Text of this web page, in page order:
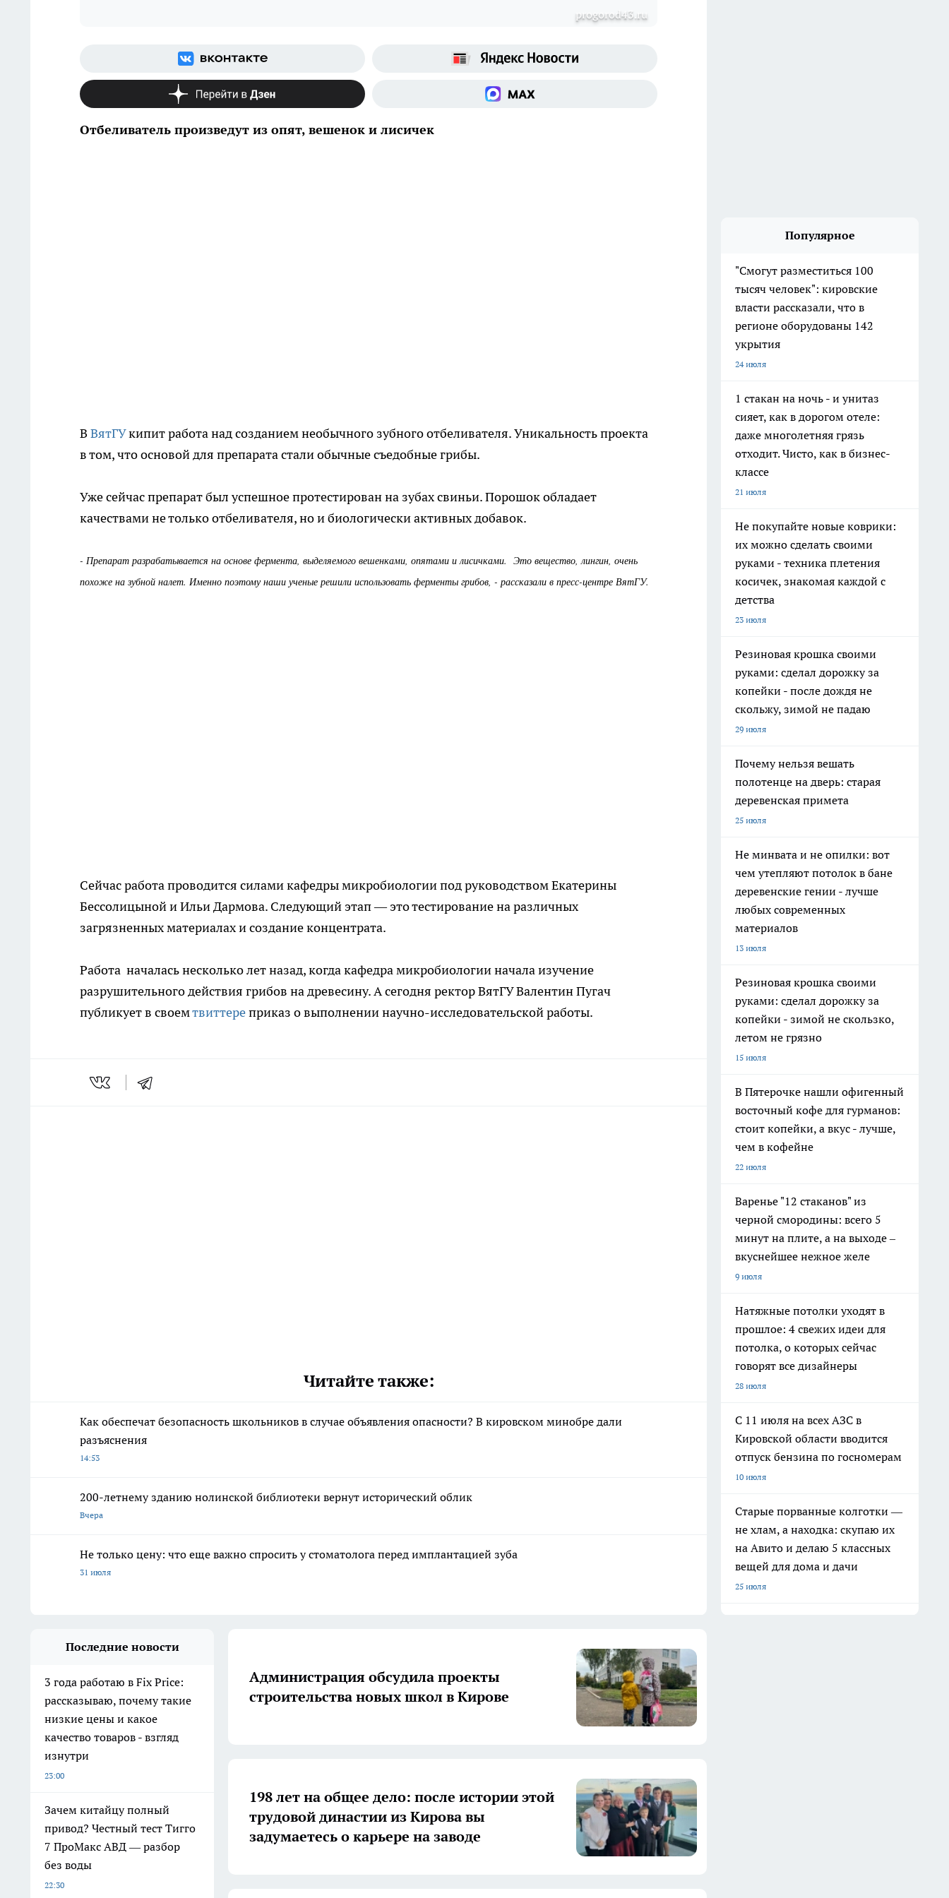
progorod43.ru
Отбеливатель произведут из опят, вешенок и лисичек
В ВятГУкипит работа над созданием необычного зубного отбеливателя. Уникальность проекта
в том, что основой для препарата стали обычные съедобные грибы.
Уже сейчас препарат был успешное протестирован на зубах свиньи. Порошок обладает
качествами не только отбеливателя, но и биологически активных добавок.
- Препарат разрабатывается на основе фермента, выделяемого вешенками, опятами и лисичками. Это вещество, лингин, очень
похоже на зубной налет. Именно поэтому наши ученые решили использовать ферменты грибов, - рассказали в пресс-центре ВятГУ.
Сейчас работа проводится силами кафедры микробиологии под руководством Екатерины
Бессолицыной и Ильи Дармова. Следующий этап — это тестирование на различных
загрязненных материалах и создание концентрата.
Работа началась несколько лет назад, когда кафедра микробиологии начала изучение
разрушительного действия грибов на древесину. А сегодня ректор ВятГУ Валентин Пугач
публикует в своемтвиттереприказ о выполнении научно-исследовательской работы.
Читайте также:
Как обеспечат безопасность школьников в случае объявления опасности? В кировском минобре дали
разъяснения
14:53
200-летнему зданию нолинской библиотеки вернут исторический облик
Вчера
Не только цену: что еще важно спросить у стоматолога перед имплантацией зуба
31 июля
Популярное
"Смогут разместиться 100
тысяч человек": кировские
власти рассказали, что в
регионе оборудованы 142
укрытия
24 июля
1 стакан на ночь - и унитаз
сияет, как в дорогом отеле:
даже многолетняя грязь
отходит. Чисто, как в бизнес-
классе
21 июля
Не покупайте новые коврики:
их можно сделать своими
руками - техника плетения
косичек, знакомая каждой с
детства
23 июля
Резиновая крошка своими
руками: сделал дорожку за
копейки - после дождя не
скольжу, зимой не падаю
29 июля
Почему нельзя вешать
полотенце на дверь: старая
деревенская примета
25 июля
Не минвата и не опилки: вот
чем утепляют потолок в бане
деревенские гении - лучше
любых современных
материалов
13 июля
Резиновая крошка своими
руками: сделал дорожку за
копейки - зимой не скользко,
летом не грязно
15 июля
В Пятерочке нашли офигенный
восточный кофе для гурманов:
стоит копейки, а вкус - лучше,
чем в кофейне
22 июля
Варенье "12 стаканов" из
черной смородины: всего 5
минут на плите, а на выходе –
вкуснейшее нежное желе
9 июля
Натяжные потолки уходят в
прошлое: 4 свежих идеи для
потолка, о которых сейчас
говорят все дизайнеры
28 июля
С 11 июля на всех АЗС в
Кировской области вводится
отпуск бензина по госномерам
10 июля
Старые порванные колготки —
не хлам, а находка: скупаю их
на Авито и делаю 5 классных
вещей для дома и дачи
25 июля
Последние новости
3 года работаю в Fix Price:
рассказываю, почему такие
низкие цены и какое
качество товаров - взгляд
изнутри
23:00
Зачем китайцу полный
привод? Честный тест Тигго
7 ПроМакс АВД — разбор
без воды
22:30
Администрация обсудила проекты
строительства новых школ в Кирове
198 лет на общее дело: после истории этой
трудовой династии из Кирова вы
задумаетесь о карьере на заводе